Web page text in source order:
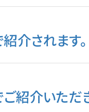
介されます。
ご紹介いただ